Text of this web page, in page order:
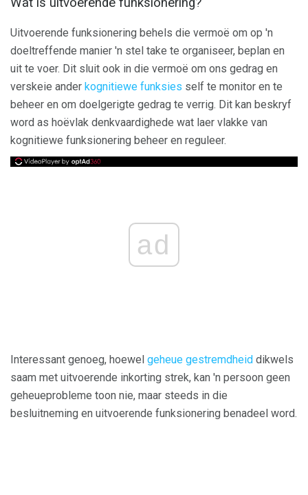
Uitvoerende funksionering behels die vermoë om op 'n
doeltreffende manier 'n stel take te organiseer, beplan en
uit te voer. Dit sluit ook in die vermoë om ons gedrag en
verskeie ander kognitiewe funksies self te monitor en te
beheer en om doelgerigte gedrag te verrig. Dit kan beskryf
word as hoëvlak denkvaardighede wat laer vlakke van
kognitiewe funksionering beheer en reguleer.
ad
Interessant genoeg, hoewel geheue gestremdheid dikwels
saam met uitvoerende inkorting strek, kan 'n persoon geen
geheueprobleme toon nie, maar steeds in die
besluitneming en uitvoerende funksionering benadeel word.